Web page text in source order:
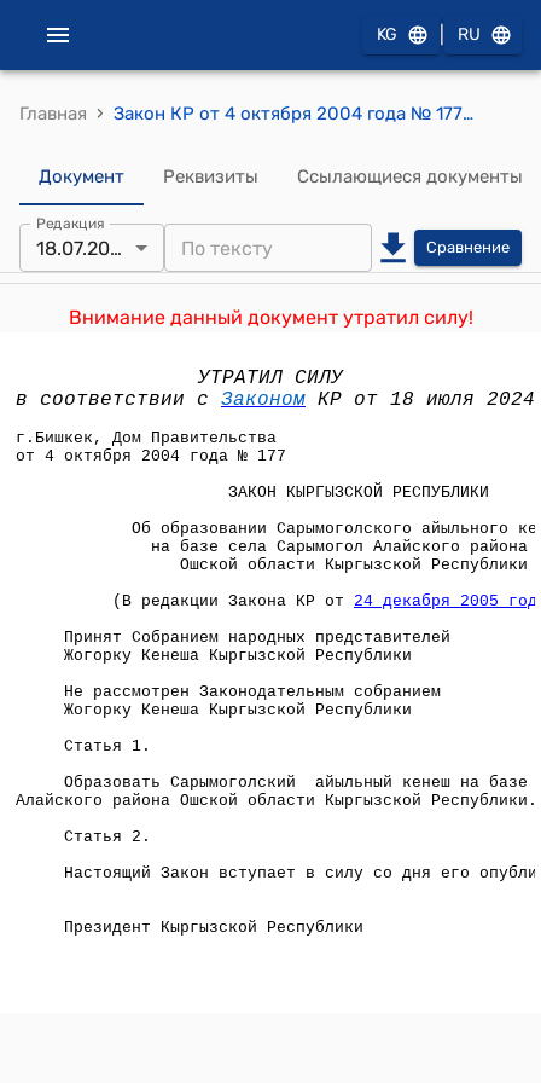
KG RU
Главная › Закон КР от 4 октября 2004 года № 177 "Об образовании Сарымоголского айыльного кенеша на базе поселка Сарымогол Алайского района Ошской области Кыргызской Республики"
Документ Реквизиты Ссылающиеся документы
Редакция
18.07.2024 Сравнение
Внимание данный документ утратил силу!